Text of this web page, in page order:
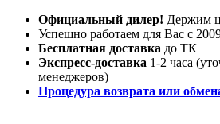
Официальный дилер! Держим
Успешно работаем для Вас с
Бесплатная доставка до ТК
Экспресс-доставка 1-2 часа
менеджеров)
Процедура возврата или